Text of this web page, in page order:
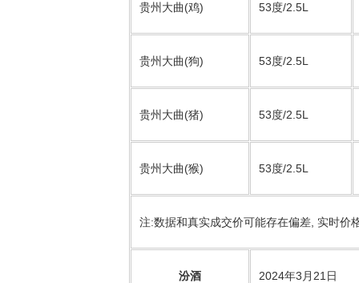
贵州大曲(鸡) 53度/2.5L
贵州大曲(狗) 53度/2.5L
贵州大曲(猪) 53度/2.5L
贵州大曲(猴) 53度/2.5L
注:数据和真实成交价可能存在偏差, 实时价
汾酒 2024年3月21日